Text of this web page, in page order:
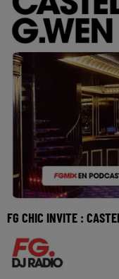
FG CHIC INVITE :
mercredi 27 mai